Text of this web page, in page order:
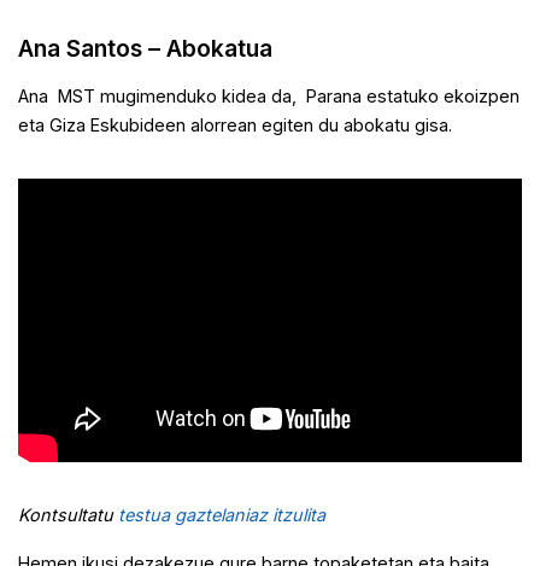
Ana Santos – Abokatua
Ana MST mugimenduko kidea da, Parana estatuko ekoizpen
eta Giza Eskubideen alorrean egiten du abokatu gisa.
Kontsultatu testua gaztelaniaz itzulita